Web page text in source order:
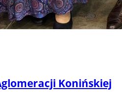
Konińskiej